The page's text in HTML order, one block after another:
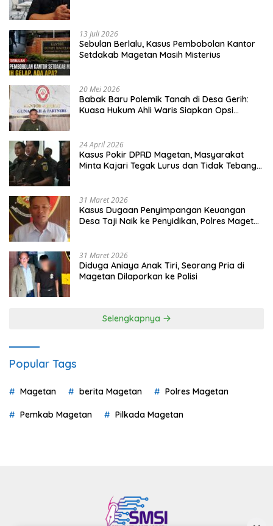
13 Juli 2026
Sebulan Berlalu, Kasus Pembobolan Kantor
Setdakab Magetan Masih Misterius
20 Mei 2026
Babak Baru Polemik Tanah di Desa Gerih:
Kuasa Hukum Ahli Waris Siapkan Opsi
24 April 2026
Kasus Pokir DPRD Magetan, Masyarakat
Minta Kajari Tegak Lurus dan Tidak Tebang
31 Maret 2026
Kasus Dugaan Penyimpangan Keuangan
Desa Taji Naik ke Penyidikan, Polres Magetan
31 Maret 2026
Diduga Aniaya Anak Tiri, Seorang Pria di
Magetan Dilaporkan ke Polisi
Selengkapnya
Popular Tags
Magetan berita Magetan Polres Magetan
Pemkab Magetan Pilkada Magetan